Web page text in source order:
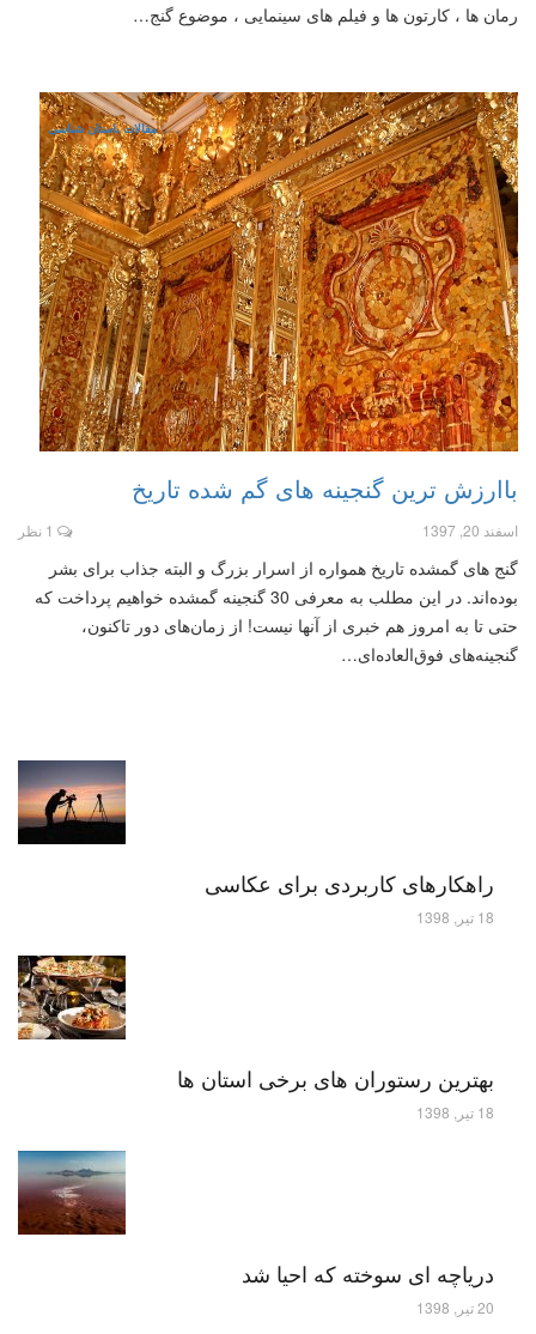
رمان ها ، کارتون ها و فیلم های سینمایی ، موضوع گنج…
مقالات باستان شناسی
باارزش ترین گنجینه های گم شده تاریخ
اسفند 20, 1397 1 نظر
گنج های گمشده تاریخ همواره از اسرار بزرگ و البته جذاب برای بشر
بوده‌اند. در این مطلب به معرفی 30 گنجینه گمشده خواهیم پرداخت که
حتی تا به امروز هم خبری از آنها نیست! از زمان‌های دور تاکنون،
گنجینه‌های فوق‌العاده‌ای…
راهکارهای کاربردی برای عکاسی
18 تیر, 1398
بهترین رستوران های برخی استان ها
18 تیر, 1398
دریاچه ای سوخته که احیا شد
20 تیر, 1398